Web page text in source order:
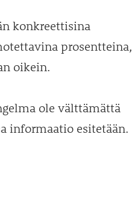
konkreettisina
prosentteina,
oikein.
ole välttämättä
informaatio esitetään.